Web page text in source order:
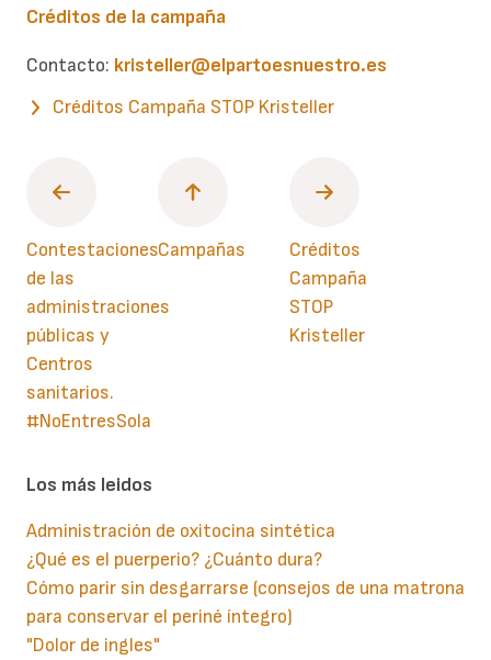
Créditos de la campaña
Contacto: kristeller@elpartoesnuestro.es
Créditos Campaña STOP Kristeller
Contestaciones
de las
administraciones
públicas y
Centros
sanitarios.
#NoEntresSola
Campañas
Créditos
Campaña
STOP
Kristeller
Los más leidos
Administración de oxitocina sintética
¿Qué es el puerperio? ¿Cuánto dura?
Cómo parir sin desgarrarse (consejos de una matrona
para conservar el periné íntegro)
"Dolor de ingles"